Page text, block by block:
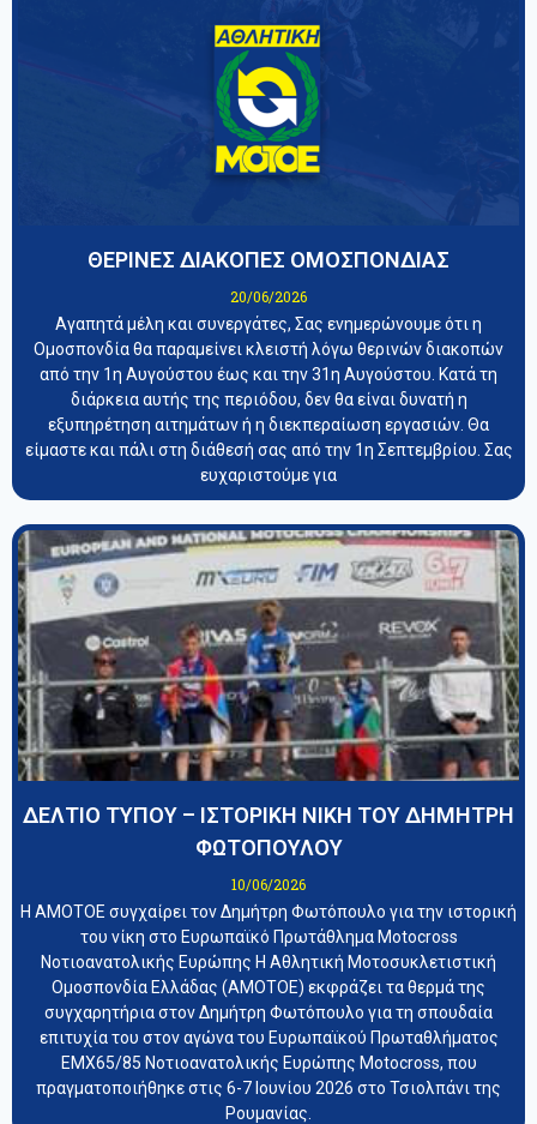
ΘΕΡΙΝΕΣ ΔΙΑΚΟΠΕΣ ΟΜΟΣΠΟΝΔΙΑΣ
20/06/2026
Αγαπητά μέλη και συνεργάτες, Σας ενημερώνουμε ότι η
Ομοσπονδία θα παραμείνει κλειστή λόγω θερινών διακοπών
από την 1η Αυγούστου έως και την 31η Αυγούστου. Κατά τη
διάρκεια αυτής της περιόδου, δεν θα είναι δυνατή η
εξυπηρέτηση αιτημάτων ή η διεκπεραίωση εργασιών. Θα
είμαστε και πάλι στη διάθεσή σας από την 1η Σεπτεμβρίου. Σας
ευχαριστούμε για
ΔΕΛΤΙΟ ΤΥΠΟΥ – ΙΣΤΟΡΙΚΗ ΝΙΚΗ ΤΟΥ ΔΗΜΗΤΡΗ
ΦΩΤΟΠΟΥΛΟΥ
10/06/2026
Η ΑΜΟΤΟΕ συγχαίρει τον Δημήτρη Φωτόπουλο για την ιστορική
του νίκη στο Ευρωπαϊκό Πρωτάθλημα Motocross
Νοτιοανατολικής Ευρώπης Η Αθλητική Μοτοσυκλετιστική
Ομοσπονδία Ελλάδας (ΑΜΟΤΟΕ) εκφράζει τα θερμά της
συγχαρητήρια στον Δημήτρη Φωτόπουλο για τη σπουδαία
επιτυχία του στον αγώνα του Ευρωπαϊκού Πρωταθλήματος
EMX65/85 Νοτιοανατολικής Ευρώπης Motocross, που
πραγματοποιήθηκε στις 6-7 Ιουνίου 2026 στο Τσιολπάνι της
Ρουμανίας.